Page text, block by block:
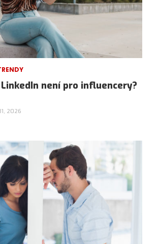
není pro influencery?
2026